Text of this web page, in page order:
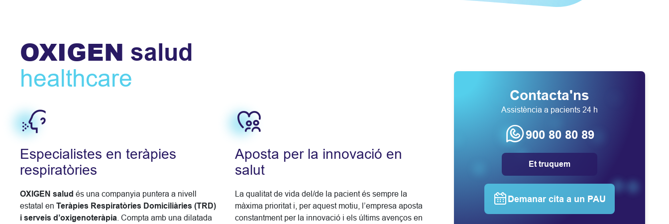
OXIGEN salud
healthcare
Especialistes en teràpies
respiratòries
OXIGEN salud és una companyia puntera a nivell
estatal en Teràpies Respiratòries Domiciliàries (TRD)
i serveis d’oxigenoteràpia . Compta amb una dilatada
Aposta per la innovació en
salut
La qualitat de vida del/de la pacient és sempre la
màxima prioritat i, per aquest motiu, l’empresa aposta
constantment per la innovació i els últims avenços en
Contacta'ns
Assistència a pacients 24 h
900 80 80 89
Et truquem
Demanar cita a un PAU